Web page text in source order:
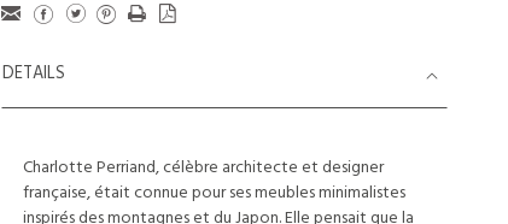
DETAILS
Charlotte Perriand, célèbre architecte et designer
française, était connue pour ses meubles minimalistes